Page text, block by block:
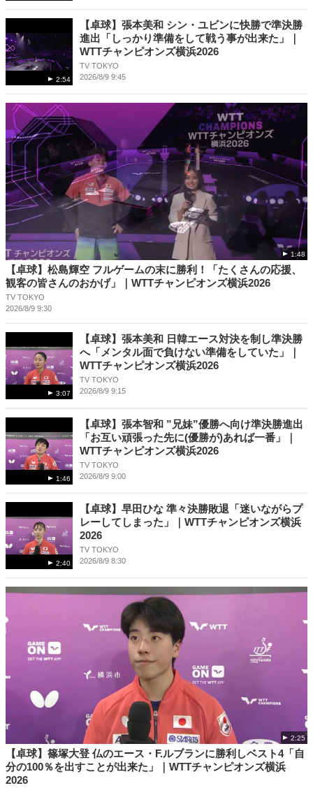
2:54
【卓球】張本美和 シン・ユビンに快勝で準決勝
進出「しっかり準備をして戦う事が出来た」｜
WTTチャンピオンズ横浜2026
TV TOKYO
2026/8/9 9:45
1:48
【卓球】松島輝空 フルゲームの末に勝利！「たくさんの応援、
観客の皆さんのおかげ」｜WTTチャンピオンズ横浜2026
TV TOKYO
2026/8/9 9:30
3:07
【卓球】張本美和 日韓エース対決を制し準決勝
へ「メンタル面で負けない準備をしていた」｜
WTTチャンピオンズ横浜2026
TV TOKYO
2026/8/9 9:15
1:46
【卓球】張本智和 ”兄妹”優勝へ向け準決勝進出
「お互い頑張った先に(優勝が)あれば一番」｜
WTTチャンピオンズ横浜2026
TV TOKYO
2026/8/9 9:00
2:40
【卓球】早田ひな 準々決勝敗退「迷いながらプ
レーしてしまった」｜WTTチャンピオンズ横浜
2026
TV TOKYO
2026/8/9 8:30
2:25
【卓球】篠塚大登 仏のエース・F.ルブランに勝利しベスト4「自
分の100％を出すことが出来た」｜WTTチャンピオンズ横浜
2026